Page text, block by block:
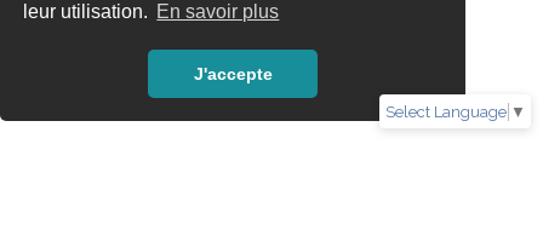
leur utilisation. En savoir plus
J'accepte
Select Language ▼